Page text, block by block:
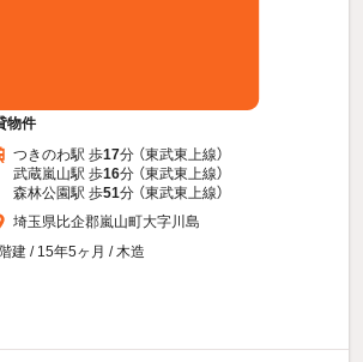
物件
つきのわ駅 歩17分 （東武東上線）
武蔵嵐山駅 歩16分 （東武東上線）
森林公園駅 歩51分 （東武東上線）
埼玉県比企郡嵐山町大字川島
建 / 15年5ヶ月 / 木造